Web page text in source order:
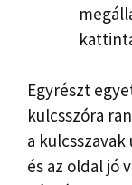
Egyrészt
kulcsszóra
a
és az oldal jó